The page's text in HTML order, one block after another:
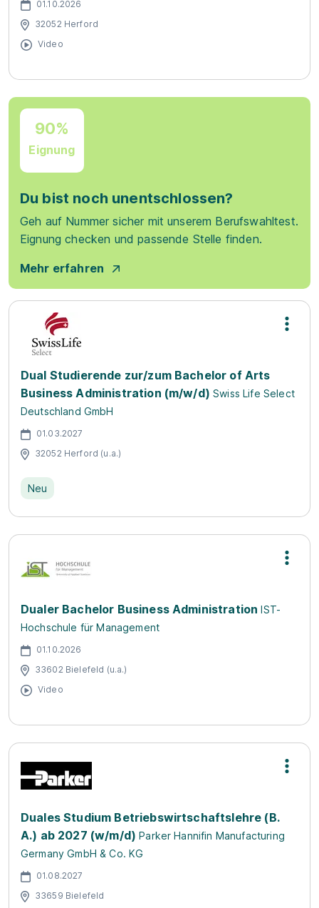
01.10.2026
32052 Herford
Video
90%
Eignung
Du bist noch unentschlossen?
Geh auf Nummer sicher mit unserem Berufswahltest.
Eignung checken und passende Stelle finden.
Mehr erfahren
Dual Studierende zur/zum Bachelor of Arts
Business Administration (m/w/d) Swiss Life Select
Deutschland GmbH
01.03.2027
32052 Herford (u.a.)
Neu
Dualer Bachelor Business Administration IST-
Hochschule für Management
01.10.2026
33602 Bielefeld (u.a.)
Video
Duales Studium Betriebswirtschaftslehre (B.
A.) ab 2027 (w/m/d) Parker Hannifin Manufacturing
Germany GmbH & Co. KG
01.08.2027
33659 Bielefeld